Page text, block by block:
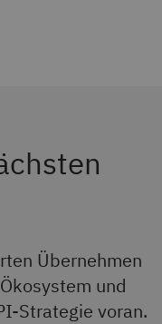
Übernehmen
und
Strategie voran.